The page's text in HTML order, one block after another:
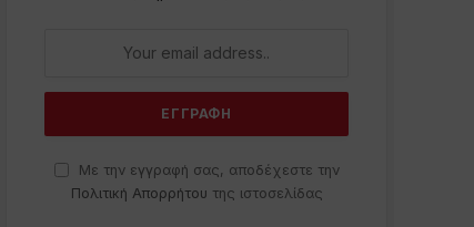
Με την εγγραφή σας, αποδέχεστε την
Πολιτική Απορρήτου της ιστοσελίδας